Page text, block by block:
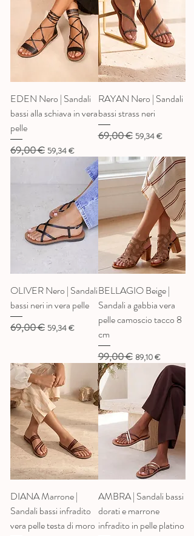
EDEN Nero | Sandali
bassi alla schiava in vera
pelle
Prezzo regolare
69,00 € Prezzo scontato
59,34 €
RAYAN Nero | Sandali
bassi strass neri
Prezzo regolare
69,00 € Prezzo scontato
59,34 €
OLIVER Nero | Sandali
bassi neri in vera pelle
Prezzo regolare
69,00 € Prezzo scontato
59,34 €
BELLAGIO Beige |
Sandali a gabbia vera
pelle camoscio tacco 8
cm
Prezzo regolare
99,00 € Prezzo scontato
89,10 €
DIANA Marrone |
Sandali bassi infradito
vera pelle testa di moro
AMBRA | Sandali bassi
dorati e marrone
infradito in pelle platino